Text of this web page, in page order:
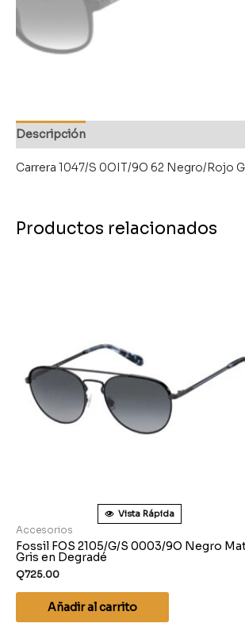
Descripción
Carrera 1047/S 0OIT/9O 62 Negro/Rojo
Productos relacionados
Vista Rápida
Accesorios
Fossil FOS 2105/G/S 0003/9O Negro
Gris en Degradé
Q725.00
Añadir al carrito